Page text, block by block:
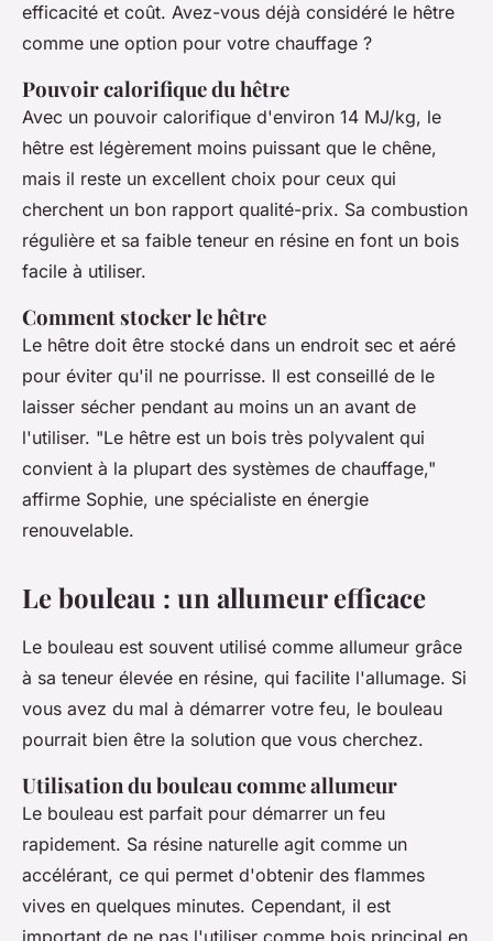
efficacité et coût. Avez-vous déjà considéré le hêtre
comme une option pour votre chauffage ?
Pouvoir calorifique du hêtre
Avec un pouvoir calorifique d'environ 14 MJ/kg, le
hêtre est légèrement moins puissant que le chêne,
mais il reste un excellent choix pour ceux qui
cherchent un bon rapport qualité-prix. Sa combustion
régulière et sa faible teneur en résine en font un bois
facile à utiliser.
Comment stocker le hêtre
Le hêtre doit être stocké dans un endroit sec et aéré
pour éviter qu'il ne pourrisse. Il est conseillé de le
laisser sécher pendant au moins un an avant de
l'utiliser. "Le hêtre est un bois très polyvalent qui
convient à la plupart des systèmes de chauffage,"
affirme Sophie, une spécialiste en énergie
renouvelable.
Le bouleau : un allumeur efficace
Le bouleau est souvent utilisé comme allumeur grâce
à sa teneur élevée en résine, qui facilite l'allumage. Si
vous avez du mal à démarrer votre feu, le bouleau
pourrait bien être la solution que vous cherchez.
Utilisation du bouleau comme allumeur
Le bouleau est parfait pour démarrer un feu
rapidement. Sa résine naturelle agit comme un
accélérant, ce qui permet d'obtenir des flammes
vives en quelques minutes. Cependant, il est